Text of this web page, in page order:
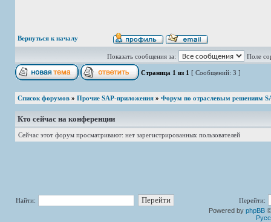
Вернуться к началу
Показать сообщения за: Поле
Страница 1 из 1 [ Сообщений: 3 ]
Список форумов » Прочие SAP-приложения » Форум по отраслевым решениям
Кто сейчас на конференции
Сейчас этот форум просматривают: нет зарегистрированных пользователей
Найти:
Перейти:
Powered by phpBB